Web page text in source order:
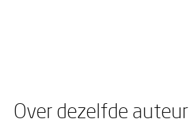
Over dezelfde auteur